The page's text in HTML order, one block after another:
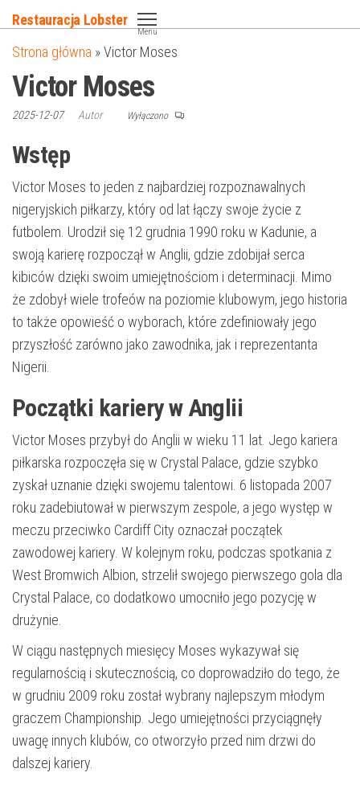
do
treści
Restauracja Lobster
Menu
Strona główna »Victor Moses
Victor Moses
2025-12-07 Autor Wyłączono
Wstęp
Victor Moses to jeden z najbardziej rozpoznawalnych
nigeryjskich piłkarzy, który od lat łączy swoje życie z
futbolem. Urodził się 12 grudnia 1990 roku w Kadunie, a
swoją karierę rozpoczął w Anglii, gdzie zdobijał serca
kibiców dzięki swoim umiejętnościom i determinacji. Mimo
że zdobył wiele trofeów na poziomie klubowym, jego historia
to także opowieść o wyborach, które zdefiniowały jego
przyszłość zarówno jako zawodnika, jak i reprezentanta
Nigerii.
Początki kariery w Anglii
Victor Moses przybył do Anglii w wieku 11 lat. Jego kariera
piłkarska rozpoczęła się w Crystal Palace, gdzie szybko
zyskał uznanie dzięki swojemu talentowi. 6 listopada 2007
roku zadebiutował w pierwszym zespole, a jego występ w
meczu przeciwko Cardiff City oznaczał początek
zawodowej kariery. W kolejnym roku, podczas spotkania z
West Bromwich Albion, strzelił swojego pierwszego gola dla
Crystal Palace, co dodatkowo umocniło jego pozycję w
drużynie.
W ciągu następnych miesięcy Moses wykazywał się
regularnością i skutecznością, co doprowadziło do tego, że
w grudniu 2009 roku został wybrany najlepszym młodym
graczem Championship. Jego umiejętności przyciągnęły
uwagę innych klubów, co otworzyło przed nim drzwi do
dalszej kariery.